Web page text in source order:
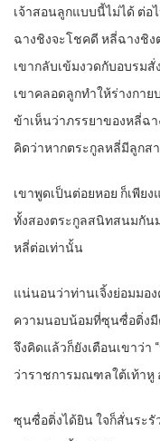
เจ้าสอนลูกแบบนี้ไม่ได้ ต่อ
ฉางชิงจะโชคดี หลี่ฉางชิ
เขากลับเข้มงวดกับอบรม
เขาคลอดลูกทำให้ร่างกาย
ข้าเห็นว่าภรรยาของหลี่ฉ
คิดว่าหากตระกูลหลี่มีลูกส
เขาพูดเป็นต่อยหอย ก็เพีย
ทั้งสองตระกูลสนิทสนมกัน
หลี่ต่อเท่านั้น
แน่นอนว่าท่านเจิ้งย่อมมอ
ความนอบน้อมที่ซุนซื่อติ่งมี
จึงคิดแล้วก็ยังเตือนเขาว่า
ว่าราชการมณฑลใต้เท้าหู
ซุนซื่อติ่งได้ยิน ใจก็สั่นระรั